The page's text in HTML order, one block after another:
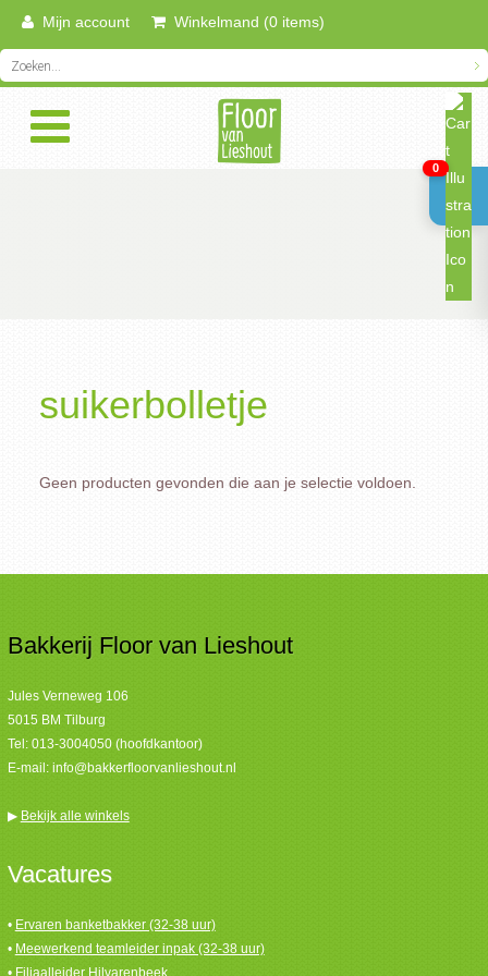
Mijn account Winkelmand (0 items)
suikerbolletje
Geen producten gevonden die aan je selectie voldoen.
Bakkerij Floor van Lieshout
Jules Verneweg 106
5015 BM Tilburg
Tel: 013-3004050 (hoofdkantoor)
E-mail: info@bakkerfloorvanlieshout.nl
▶ Bekijk alle winkels
Vacatures
• Ervaren banketbakker (32-38 uur)
• Meewerkend teamleider inpak (32-38 uur)
0